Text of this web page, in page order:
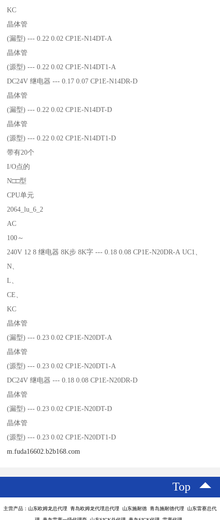
KC
晶体管
(漏型) --- 0.22 0.02 CP1E-N14DT-A
晶体管
(源型) --- 0.22 0.02 CP1E-N14DT1-A
DC24V 继电器 --- 0.17 0.07 CP1E-N14DR-D
晶体管
(漏型) --- 0.22 0.02 CP1E-N14DT-D
晶体管
(源型) --- 0.22 0.02 CP1E-N14DT1-D
带有20个
I/O点的
N□□型
CPU单元
2064_lu_6_2
AC
100～
240V 12 8 继电器 8K步 8K字 --- 0.18 0.08 CP1E-N20DR-A UC1、
N、
L、
CE、
KC
晶体管
(漏型) --- 0.23 0.02 CP1E-N20DT-A
晶体管
(源型) --- 0.23 0.02 CP1E-N20DT1-A
DC24V 继电器 --- 0.18 0.08 CP1E-N20DR-D
晶体管
(漏型) --- 0.23 0.02 CP1E-N20DT-D
晶体管
(源型) --- 0.23 0.02 CP1E-N20DT1-D
m.fuda16602.b2b168.com
Top
主营产品：山东欧姆龙总代理 青岛欧姆龙代理总代理 山东施耐德 青岛施耐德代理 山东雷赛总代